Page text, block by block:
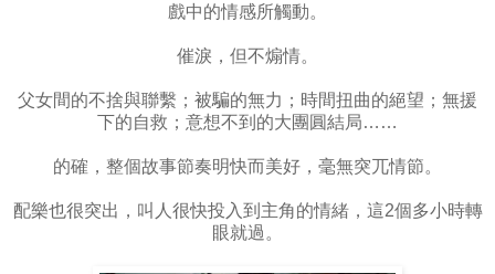
戲中的情感所觸動。
催淚，但不煽情。
父女間的不捨與聯繫；被騙的無力；時間扭曲的絕望；無援
下的自救；意想不到的大團圓結局……
的確，整個故事節奏明快而美好，毫無突兀情節。
配樂也很突出，叫人很快投入到主角的情緒，這2個多小時轉
眼就過。